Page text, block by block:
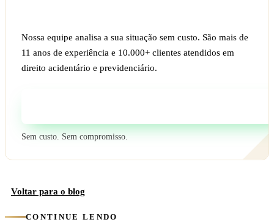
Nossa equipe analisa a sua situação sem custo. São mais de
11 anos de experiência e 10.000+ clientes atendidos em
direito acidentário e previdenciário.
Sem custo. Sem compromisso.
Voltar para o blog
CONTINUE LENDO